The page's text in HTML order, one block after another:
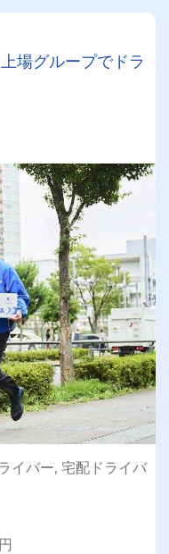
場グループでドラ
イバー, 宅配ドライバ